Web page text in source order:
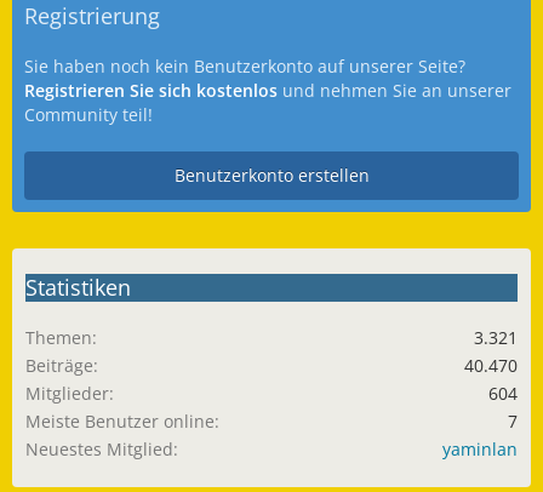
Registrierung
Sie haben noch kein Benutzerkonto auf unserer Seite?
Registrieren Sie sich kostenlos und nehmen Sie an unserer
Community teil!
Benutzerkonto erstellen
Statistiken
Themen
3.321
Beiträge
40.470
Mitglieder
604
Meiste Benutzer online
7
Neuestes Mitglied
yaminlan